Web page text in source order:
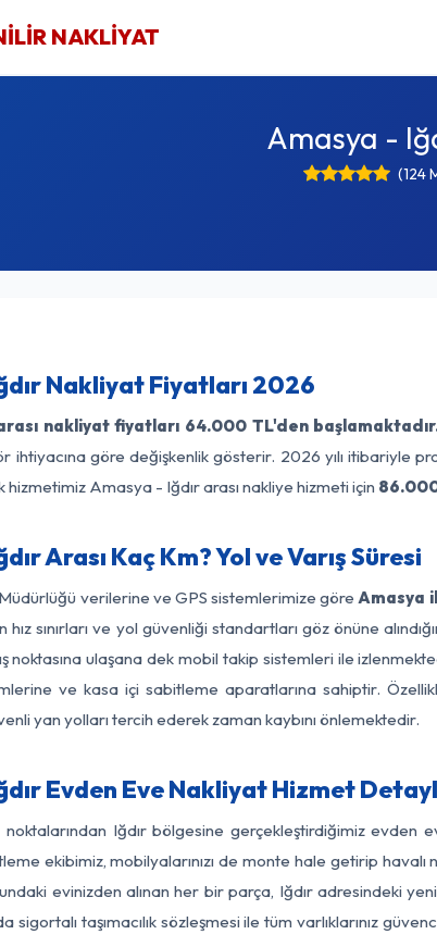
NAKLİYAT
Amasya -
(124
Nakliyat Fiyatları 2026
nakliyat fiyatları 64.000 TL'den
ihtiyacına göre değişkenlik gösterir. 2026 yılı itibariyle
hizmetimiz Amasya - Iğdır arası nakliye hizmeti için
Arası Kaç Km? Yol ve Varış Süresi
verilerine ve GPS sistemlerimize göreAmasya
hız sınırları ve yol güvenliği standartları göz önüne
noktasına ulaşana dek mobil takip sistemleri ile
ve kasa içi sabitleme aparatlarına sahiptir.
yan yolları tercih ederek zaman kaybını önlemektedir.
Evden Eve Nakliyat Hizmet
Iğdır bölgesine gerçekleştirdiğimiz
ekibimiz, mobilyalarınızı de monte hale getirip havalı
evinizden alınan her bir parça, Iğdır adresindeki
sigortalı taşımacılık sözleşmesi ile tüm varlıklarınız